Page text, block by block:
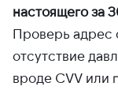
настоящего за
Проверь адрес
отсутствие
вроде CVV или